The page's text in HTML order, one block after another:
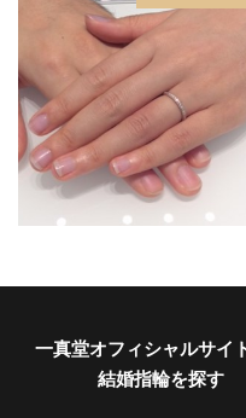
結婚指輪しない
結婚指輪シンデレラサイ
結婚指輪スチームボー
結婚指輪ストレート
結婚指輪セットリング
結婚指輪セレクトショッ
結婚指輪つけ心地
結婚指輪ディズニーシ
一真堂オフィシャルサイ
結婚指輪を探す